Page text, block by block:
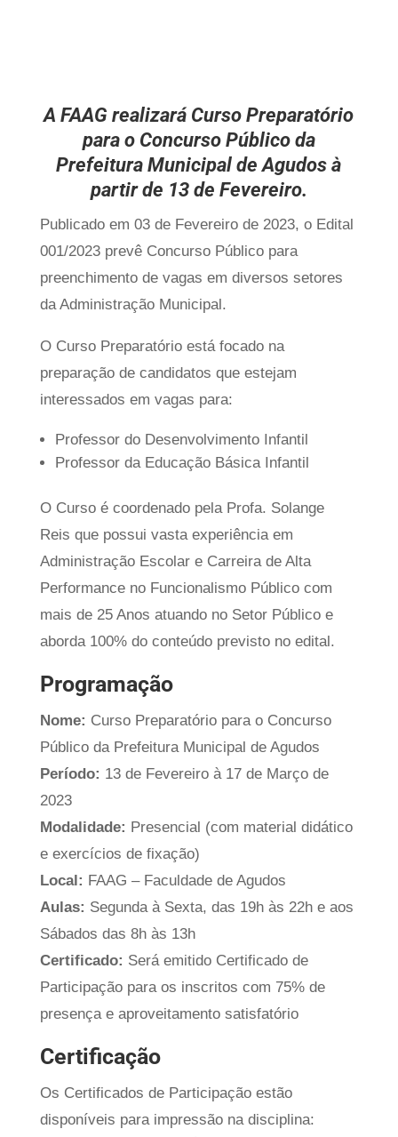
A FAAG realizará Curso Preparatório
para o Concurso Público da
Prefeitura Municipal de Agudos à
partir de 13 de Fevereiro.
Publicado em 03 de Fevereiro de 2023, o Edital
001/2023 prevê Concurso Público para
preenchimento de vagas em diversos setores
da Administração Municipal.
O Curso Preparatório está focado na
preparação de candidatos que estejam
interessados em vagas para:
Professor do Desenvolvimento Infantil
Professor da Educação Básica Infantil
O Curso é coordenado pela Profa. Solange
Reis que possui vasta experiência em
Administração Escolar e Carreira de Alta
Performance no Funcionalismo Público com
mais de 25 Anos atuando no Setor Público e
aborda 100% do conteúdo previsto no edital.
Programação
Nome: Curso Preparatório para o Concurso
Público da Prefeitura Municipal de Agudos
Período: 13 de Fevereiro à 17 de Março de
2023
Modalidade: Presencial (com material didático
e exercícios de fixação)
Local: FAAG – Faculdade de Agudos
Aulas: Segunda à Sexta, das 19h às 22h e aos
Sábados das 8h às 13h
Certificado: Será emitido Certificado de
Participação para os inscritos com 75% de
presença e aproveitamento satisfatório
Certificação
Os Certificados de Participação estão
disponíveis para impressão na disciplina: